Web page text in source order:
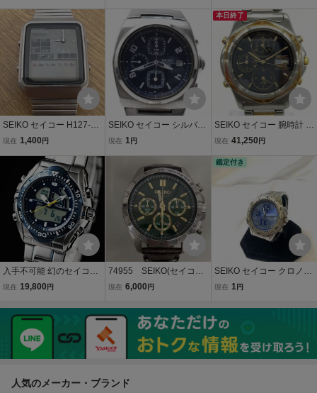
ド・デジアナ100m防水ク
ロノグラフ 腕時計 逆輸入
パルサーSEIKO
ド・デジアナ100m防水ク
ロノグラフ 腕時計 逆輸入
パルサーSEIKO
ピードタイマー メンズ腕
時計 クロノグラフ 自動巻
き デイデイト
SEIKO セイコー H127-50
00 CHRONOGRAPH クロ
グ スクエア デジタル 腕時
計 メンズ
現在 1,400 円
SEIKO セイコー シルバー
クロノグラフ ラウンド Q
現在 1 円
本日終了
SEIKO セイコー 腕時計 ド
ルチェ デイデイト クロノ
2 不動品【EGBD8019】
現在 41,250 円
入手不可能 幻のセイコー
PULSAR 未使用 貴重なデ
ド・デジアナ100m防水ク
ロノグラフ 腕時計 逆輸入
パルサーSEIKO
現在 19,800 円
74955 SEIKO(セイコ
ー）スピリット クロノ
腕時計 グリーン文字
不動
現在 6,000 円
鑑定付き
SEIKO セイコー クロノグ
ラフ 腕時計 7T32-6E40
現在 1 円
人気のメーカー・ブランド